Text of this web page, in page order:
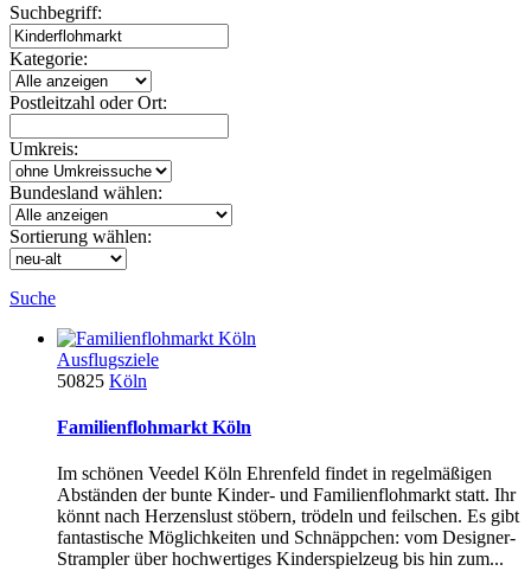
Suchbegriff:
Kategorie:
Postleitzahl oder Ort:
Umkreis:
Bundesland wählen:
Sortierung wählen:
Suche
Ausflugsziele
50825 Köln
Familienflohmarkt Köln
Im schönen Veedel Köln Ehrenfeld findet in regelmäßigen
Abständen der bunte Kinder- und Familienflohmarkt statt. Ihr
könnt nach Herzenslust stöbern, trödeln und feilschen. Es gibt
fantastische Möglichkeiten und Schnäppchen: vom Designer-
Strampler über hochwertiges Kinderspielzeug bis hin zum...